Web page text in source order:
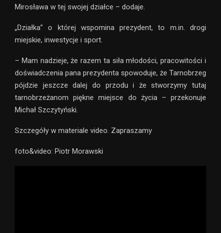
Mirosława w tej swojej działce – dodaje.
„Działka” o której wspomina prezydent, to m.in. drogi
miejskie, inwestycje i sport.
– Mam nadzieje, że razem ta siła młodości, pracowitości i
doświadczenia pana prezydenta spowoduje, że Tarnobrzeg
pójdzie jeszcze dalej do przodu i że stworzymy tutaj
tarnobrzeżanom piękne miejsce do życia – przekonuje
Michał Szczytyński.
Szczegóły w materiale video. Zapraszamy
foto&video: Piotr Morawski